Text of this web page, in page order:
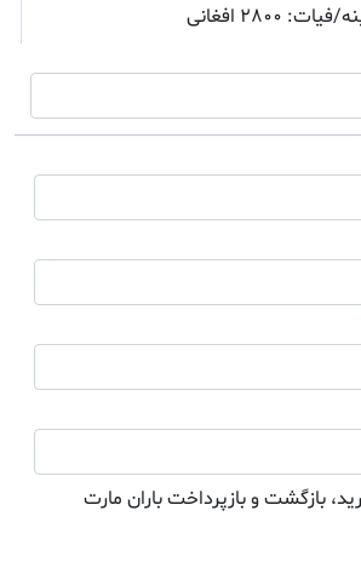
2800 افغانی
بازگشت و بازپرداخت باران مارت